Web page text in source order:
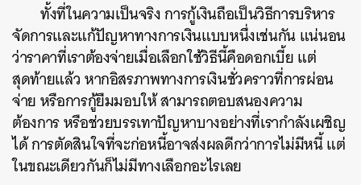
ทั้งที่ในความเป็นจริง การกู้เงินถือเป็นวิธีการบริหาร
จัดการและแก้ปัญหาทางการเงินแบบหนึ่งเช่นกัน แน่นอน
ว่าราคาที่เราต้องจ่ายเมื่อเลือกใช้วิธีนี้คือดอกเบี้ย แต่
สุดท้ายแล้ว หากอิสรภาพทางการเงินชั่วคราวที่การผ่อน
จ่าย หรือการกู้ยืมมอบให้ สามารถตอบสนองความ
ต้องการ หรือช่วยบรรเทาปัญหาบางอย่างที่เรากำลังเผชิญ
ได้ การตัดสินใจที่จะก่อหนี้อาจส่งผลดีกว่าการไม่มีหนี้ แต่
ในขณะเดียวกันก็ไม่มีทางเลือกอะไรเลย